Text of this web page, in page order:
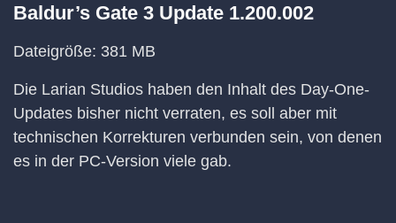
Baldur’s Gate 3 Update 1.200.002
Dateigröße: 381 MB
Die Larian Studios haben den Inhalt des Day-One-
Updates bisher nicht verraten, es soll aber mit
technischen Korrekturen verbunden sein, von denen
es in der PC-Version viele gab.